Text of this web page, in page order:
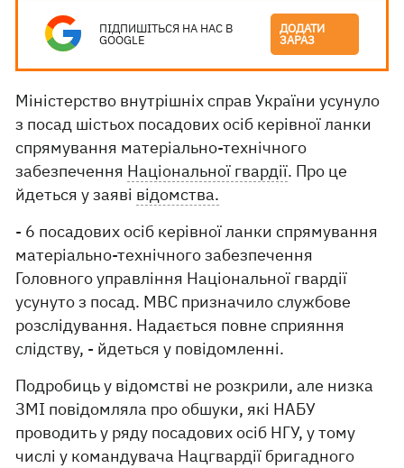
ПІДПИШІТЬСЯ НА НАС В
GOOGLE
ДОДАТИ
ЗАРАЗ
Міністерство внутрішніх справ України усунуло
з посад шістьох посадових осіб керівної ланки
спрямування матеріально-технічного
забезпечення Національної гвардії. Про це
йдеться у заяві відомства.
- 6 посадових осіб керівної ланки спрямування
матеріально-технічного забезпечення
Головного управління Національної гвардії
усунуто з посад. МВС призначило службове
розслідування. Надається повне сприяння
слідству, - йдеться у повідомленні.
Подробиць у відомстві не розкрили, але низка
ЗМІ повідомляла про обшуки, які НАБУ
проводить у ряду посадових осіб НГУ, у тому
числі у командувача Нацгвардії бригадного